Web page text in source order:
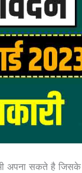
अपना सकते है जिसके